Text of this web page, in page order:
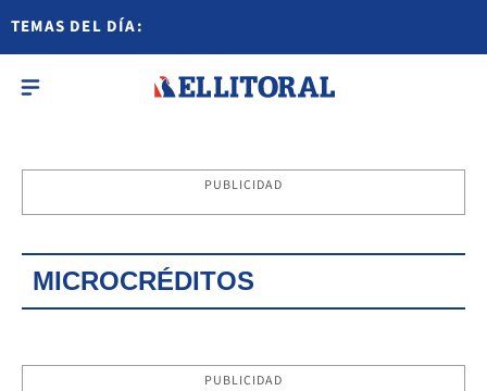
TEMAS DEL DÍA:
PUBLICIDAD
MICROCRÉDITOS
PUBLICIDAD